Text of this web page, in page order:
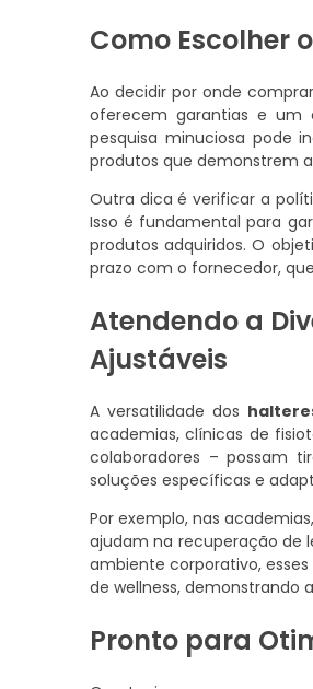
Como Escolher
Ao decidir por onde comprar
oferecem garantias e um
pesquisa minuciosa pode
produtos que demonstrem
Outra dica é verificar a
Isso é fundamental para
produtos adquiridos. O
prazo com o fornecedor,
Atendendo a
Ajustáveis
A versatilidade dos
academias, clínicas de
colaboradores – possam
soluções específicas e
Por exemplo, nas
ajudam na recuperação de
ambiente corporativo,
de wellness, demonstrando
Pronto para